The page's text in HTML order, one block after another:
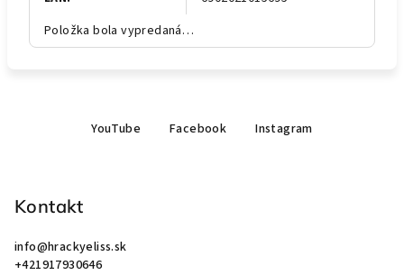
Položka bola vypredaná…
YouTube Facebook Instagram
Kontakt
info@hrackyeliss.sk
+421917930646